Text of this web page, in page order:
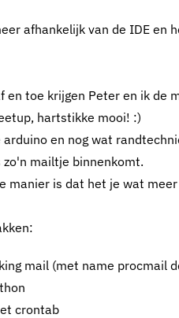
afhankelijk van de IDE en
en toe krijgen Peter en ik de
hartstikke mooi! :)
en nog wat
mailtje binnenkomt.
manier is dat het je wat
mail (met name procmail
crontab